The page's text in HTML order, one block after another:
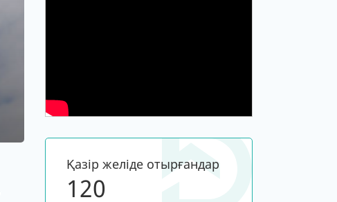
Қазір желіде отырғандар
120